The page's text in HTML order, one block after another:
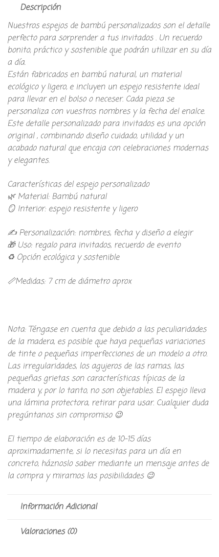
Descripción
Nuestros espejos de bambú personalizados son el detalle
perfecto para sorprender a tus invitados . Un recuerdo
bonito, práctico y sostenible que podrán utilizar en su día
a día.
Están fabricados en bambú natural, un material
ecológico y ligero, e incluyen un espejo resistente ideal
para llevar en el bolso o neceser. Cada pieza se
personaliza con vuestros nombres y la fecha del enalce.
Este detalle personalizado para invitados es una opción
original , combinando diseño cuidado, utilidad y un
acabado natural que encaja con celebraciones modernas
y elegantes.
Características del espejo personalizado
🌿 Material: Bambú natural
🪞 Interior: espejo resistente y ligero
✍️ Personalización: nombres, fecha y diseño a elegir
🎁 Uso: regalo para invitados, recuerdo de evento
♻️ Opción ecológica y sostenible
📏Medidas: 7 cm de diámetro aprox
Nota: Téngase en cuenta que debido a las peculiaridades
de la madera, es posible que haya pequeñas variaciones
de tinte o pequeñas imperfecciones de un modelo a otro.
Las irregularidades, los agujeros de las ramas, las
pequeñas grietas son características típicas de la
madera y, por lo tanto, no son objetables. El espejo lleva
una lámina protectora, retirar para usar. Cualquier duda
pregúntanos sin compromiso 😉
El tiempo de elaboración es de 10-15 días
aproximadamente, si lo necesitas para un día en
concreto, háznoslo saber mediante un mensaje antes de
la compra y miramos las posibilidades 😉
Información Adicional
Valoraciones (0)